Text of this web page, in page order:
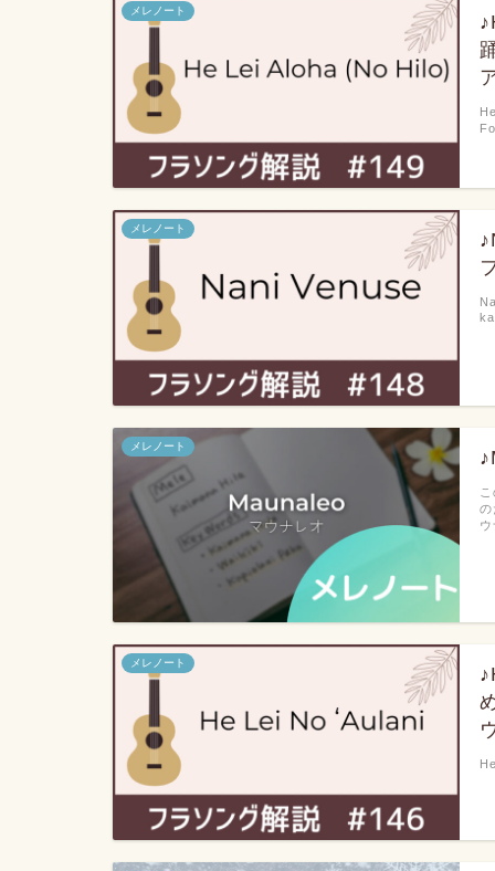
メレノート
メレノート
メレノート
の
メレノート